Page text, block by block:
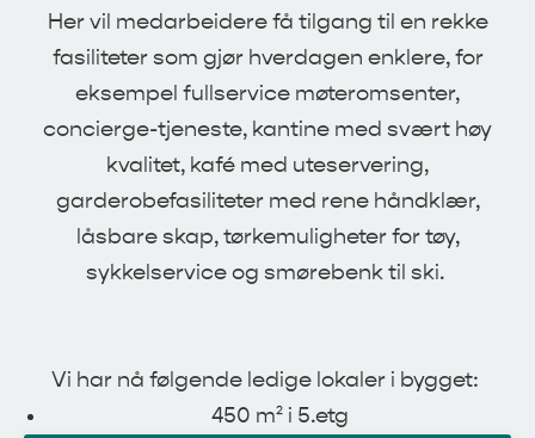
Her vil medarbeidere få tilgang til en rekke
fasiliteter som gjør hverdagen enklere, for
eksempel fullservice møteromsenter,
concierge-tjeneste, kantine med svært høy
kvalitet, kafé med uteservering,
garderobefasiliteter med rene håndklær,
låsbare skap, tørkemuligheter for tøy,
sykkelservice og smørebenk til ski.
Vi har nå følgende ledige lokaler i bygget:
450 m² i 5.etg